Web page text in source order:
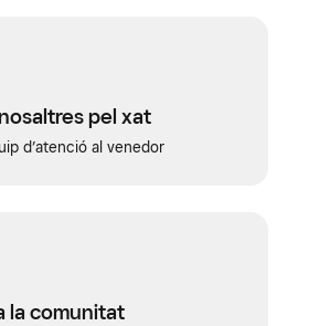
pel xat
d’atenció al venedor
la comunitat